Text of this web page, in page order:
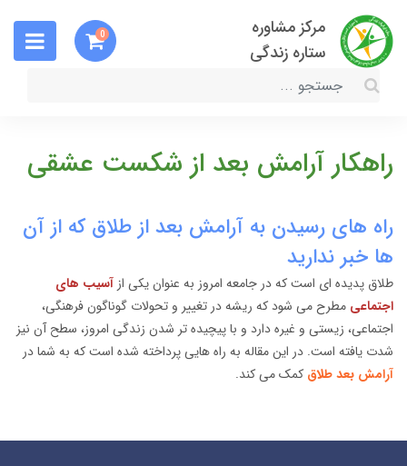
مرکز مشاوره
ستاره زندگی
0
راهکار آرامش بعد از شکست عشقی
راه های رسیدن به آرامش بعد از طلاق که از آن
ها خبر ندارید
طلاق پدیده ای است که در جامعه امروز به عنوان یکی از آسیب های
اجتماعی مطرح می شود که ریشه در تغییر و تحولات گوناگون فرهنگی،
اجتماعی، زیستی و غیره دارد و با پیچیده تر شدن زندگی امروز، سطح آن نیز
شدت یافته است. در این مقاله به راه هایی پرداخته شده است که به شما در
آرامش بعد طلاق کمک می کند.